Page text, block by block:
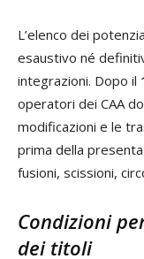
L’elenco dei
esaustivo né
integrazioni. Dopo il
operatori dei CAA
modificazioni e le
prima della
fusioni, scissioni,
Condizioni
dei titoli